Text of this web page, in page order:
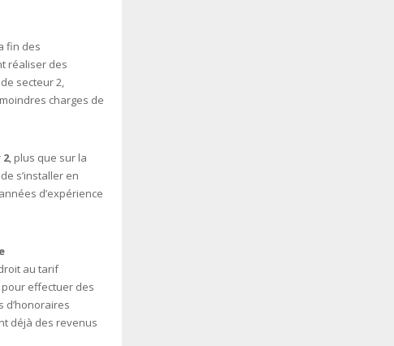
fin des
réaliser des
secteur 2,
charges de
, plus que sur la
s’installer en
d’expérience
au tarif
effectuer des
d’honoraires
déjà des revenus